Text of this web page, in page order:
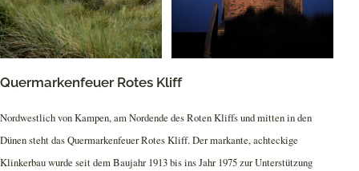
Quermarkenfeuer Rotes Kliff
Nordwestlich von Kampen, am Nordende des Roten Kliffs und mitten in den
Dünen steht das Quermarkenfeuer Rotes Kliff. Der markante, achteckige
Klinkerbau wurde seit dem Baujahr 1913 bis ins Jahr 1975 zur Unterstützung